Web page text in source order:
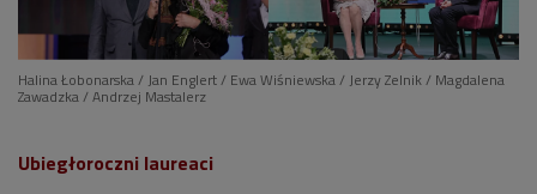
Halina Łobonarska / Jan Englert / Ewa Wiśniewska / Jerzy Zelnik / Magdalena
Zawadzka / Andrzej Mastalerz
Ubiegłoroczni laureaci